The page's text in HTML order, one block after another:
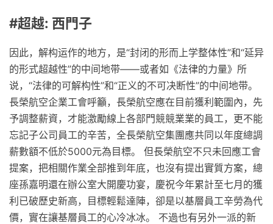
#超越: 西門子
因此，解构运作的地方，是“封闭的形而上学整体性”和“延异
的形式超越性”的中间地带——或者如《法律的力量》所
说，“法律的可解构性”和“正义的不可决断性”的中间地带。
長榮航空企業工會呼籲，長榮航空應在目前獲利範圍內，先
予調整薪資，才能激勵線上各部門競競業業的員工，更不能
忘記子公司員工的辛苦，全長榮航空集團應共同以年度總調
薪數額不低於5000元為目標。 但長榮航空不只未回應工會
提案，把相關作業全部推到年底，也沒有提出實質方案，總
座孫嘉明還在辦公室大開慶功宴，慶祝今年累計至七月的獲
利已破歷史新高，目標輕鬆達陣，卻是以基層員工辛勞為代
價，實在讓基層員工的心冷冰冰。 不過也有另外一派的新